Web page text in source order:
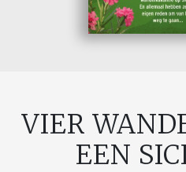
VIER
EEN